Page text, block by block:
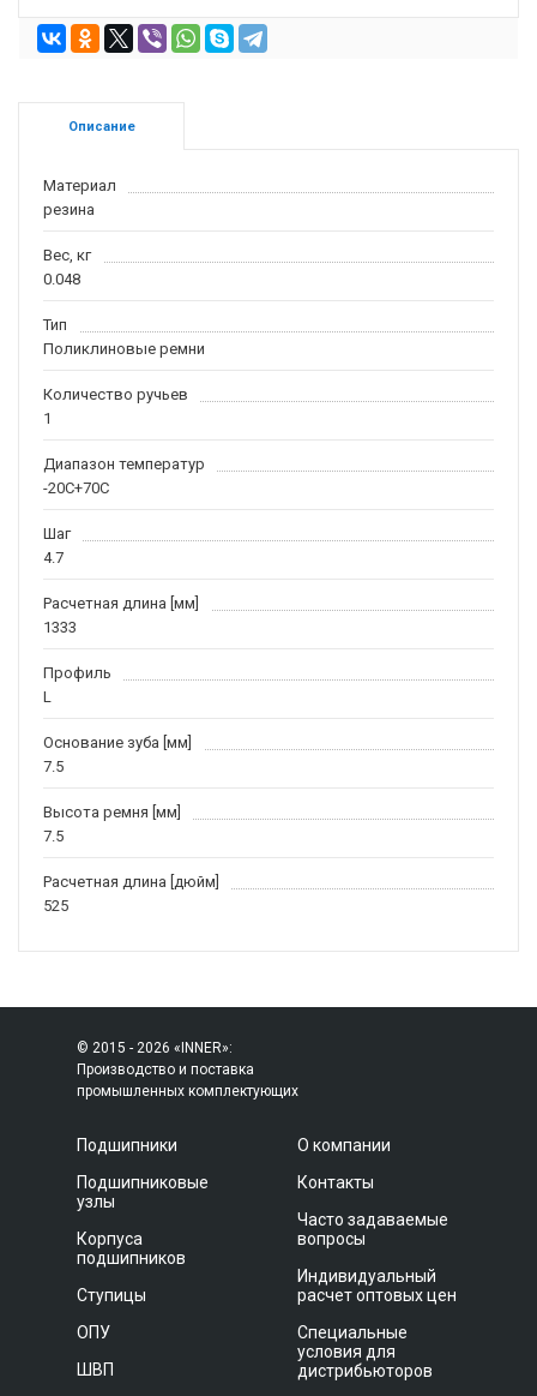
Описание
Материал
резина
Вес, кг
0.048
Тип
Поликлиновые ремни
Количество ручьев
1
Диапазон температур
-20С+70С
Шаг
4.7
Расчетная длина [мм]
1333
Профиль
L
Основание зуба [мм]
7.5
Высота ремня [мм]
7.5
Расчетная длина [дюйм]
525
© 2015 - 2026 «INNER»:
Производство и поставка
промышленных комплектующих
Подшипники
Подшипниковые
узлы
Корпуса
подшипников
Ступицы
ОПУ
ШВП
О компании
Контакты
Часто задаваемые
вопросы
Индивидуальный
расчет оптовых цен
Специальные
условия для
дистрибьюторов